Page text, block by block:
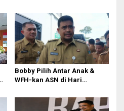
Hormati Guru dan Orang Tua
Bobby Pilih Antar Anak &
WFH-kan ASN di Hari
Berhati yang Guncang